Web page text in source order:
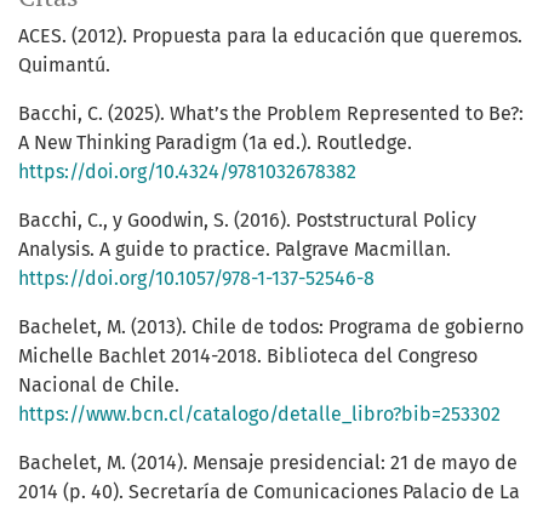
ACES. (2012). Propuesta para la educación que queremos.
Quimantú.
Bacchi, C. (2025). What’s the Problem Represented to Be?:
A New Thinking Paradigm (1a ed.). Routledge.
https://doi.org/10.4324/9781032678382
Bacchi, C., y Goodwin, S. (2016). Poststructural Policy
Analysis. A guide to practice. Palgrave Macmillan.
https://doi.org/10.1057/978-1-137-52546-8
Bachelet, M. (2013). Chile de todos: Programa de gobierno
Michelle Bachlet 2014-2018. Biblioteca del Congreso
Nacional de Chile.
https://www.bcn.cl/catalogo/detalle_libro?bib=253302
Bachelet, M. (2014). Mensaje presidencial: 21 de mayo de
2014 (p. 40). Secretaría de Comunicaciones Palacio de La